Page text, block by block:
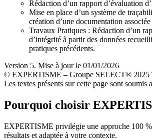
Rédaction d’un rapport d’évaluation
Mise en place d’un système de
création d’une documentation associée
Travaux Pratiques : Rédaction d’un
d’intégrité à partir des données
pratiques précédents.
Version 5. Mise à jour le 01/01/2026
© EXPERTISME – Groupe SELECT® 2025
Les textes présents sur cette page sont soumis
Pourquoi choisir
EXPERTISME privilégie une approche 100
résultats et adaptée à votre contexte.